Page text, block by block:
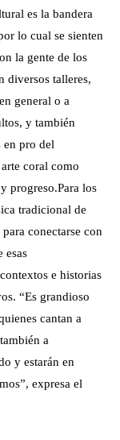
es la bandera
lo cual se sienten
la gente de los
diversos talleres,
general o a
y también
en pro del
coral como
progreso.Para los
tradicional de
conectarse con
esas
e historias
“Es grandioso
cantan a
a
y estarán en
expresa el